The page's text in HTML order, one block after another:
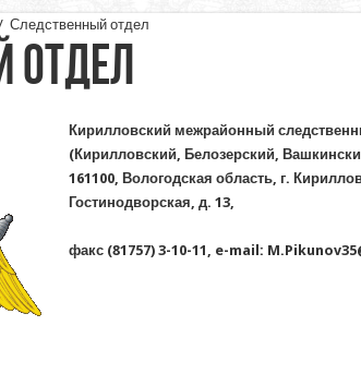
Следственный отдел
отдел
Кирилловский межрайонный
(Кирилловский, Белозерский,
161100, Вологодская область, г.
Гостинодворская, д. 13,
факс (81757) 3-10-11, e-mail: